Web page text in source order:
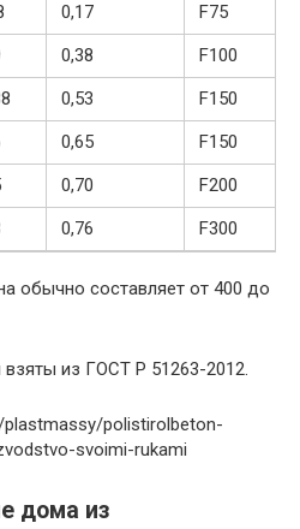
0,17
F75
0,38
F100
0,53
F150
0,65
F150
0,70
F200
0,76 F300
обычно составляет от 400 до
взяты из ГОСТ Р 51263-2012.
polistirolbeton-
svoimi-rukami
дома из